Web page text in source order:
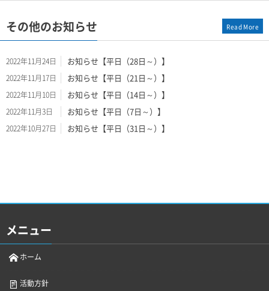
その他のお知らせ
2022年11月24日 お知らせ【平日（28日～）】
2022年11月17日 お知らせ【平日（21日～）】
2022年11月10日 お知らせ【平日（14日～）】
2022年11月3日 お知らせ【平日（7日～）】
2022年10月27日 お知らせ【平日（31日～）】
Read More
メニュー
ホーム
活動方針